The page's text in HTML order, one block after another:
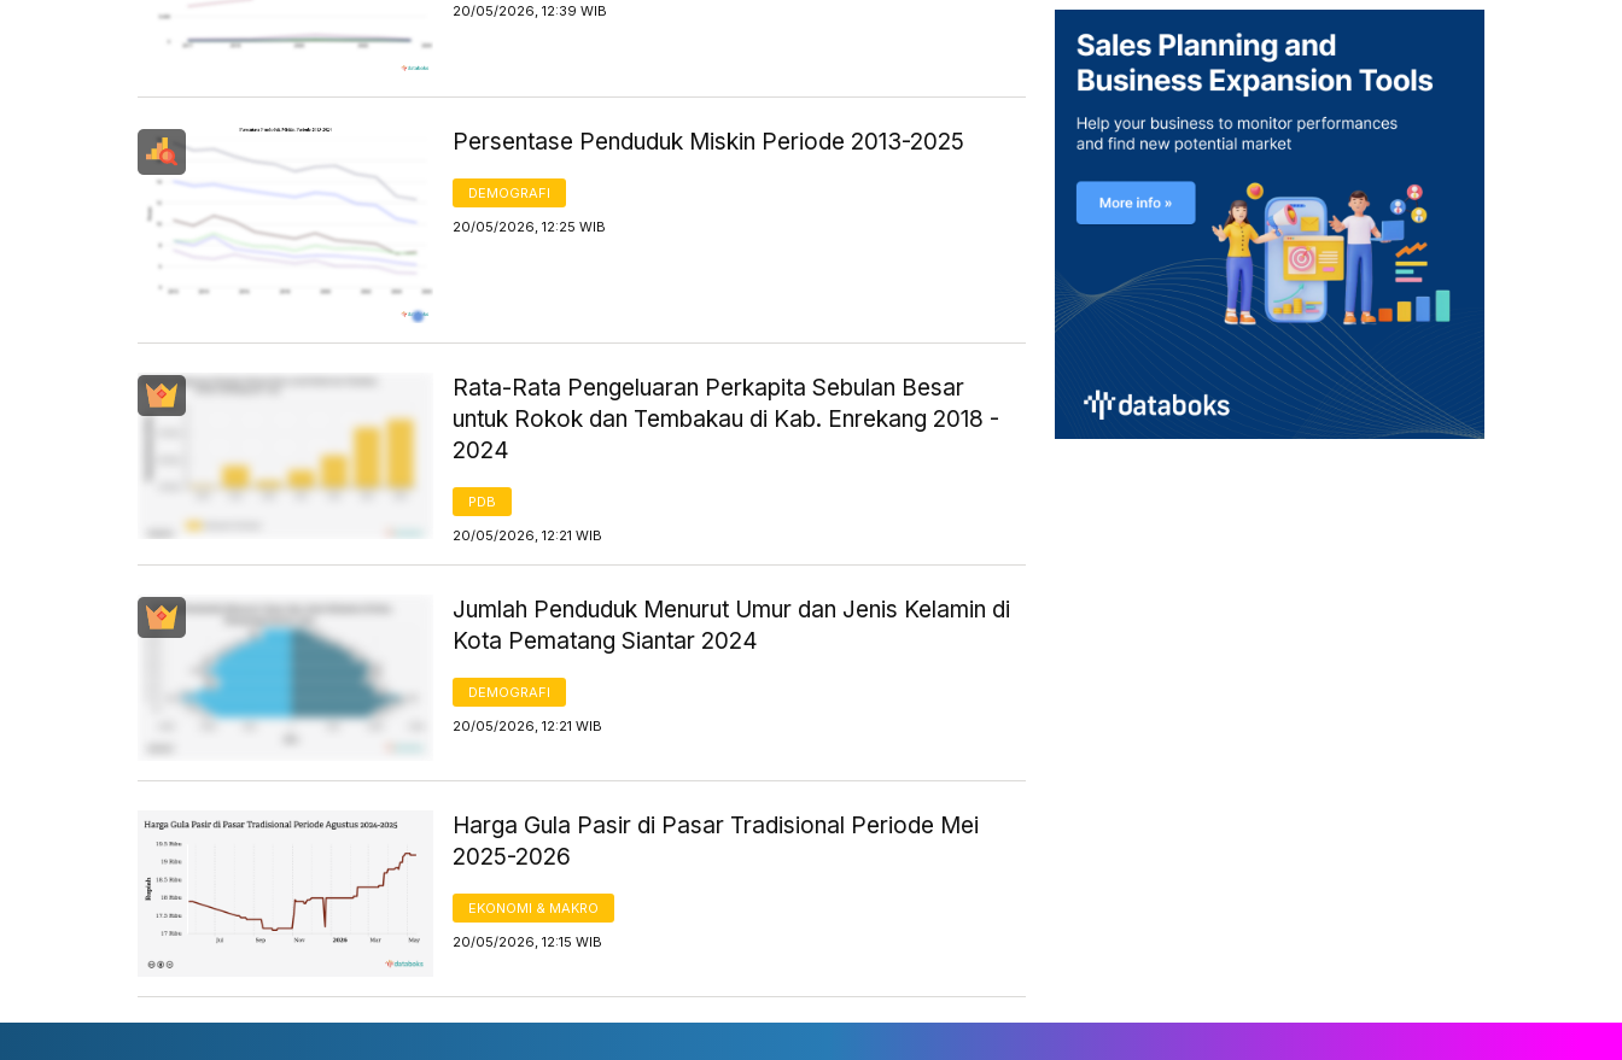
20/05/2026, 12:39 WIB
Persentase Penduduk Miskin Periode 2013-2025
DEMOGRAFI
20/05/2026, 12:25 WIB
Rata-Rata Pengeluaran Perkapita Sebulan Besar
untuk Rokok dan Tembakau di Kab. Enrekang 2018 -
2024
PDB
20/05/2026, 12:21 WIB
Jumlah Penduduk Menurut Umur dan Jenis Kelamin di
Kota Pematang Siantar 2024
DEMOGRAFI
20/05/2026, 12:21 WIB
Harga Gula Pasir di Pasar Tradisional Periode Mei
2025-2026
EKONOMI & MAKRO
20/05/2026, 12:15 WIB